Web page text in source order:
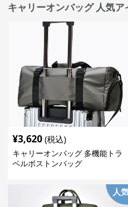
キャリーオンバッグ 人気ア
¥3,620 (税込)
キャリーオンバッグ 多機能トラ
ベルボストンバッグ
人